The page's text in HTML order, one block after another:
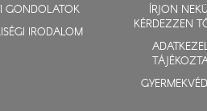
GONDOLATOK
IRODALOM
ÍRJON
KÉRDEZZEN